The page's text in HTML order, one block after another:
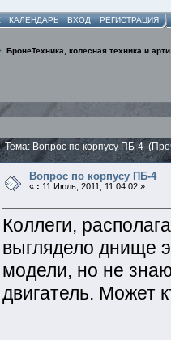
КАЛЕНДАРЬ ВХОД РЕГИСТРАЦИЯ
БронеТехника, колесная техника и
Тема: Вопрос по корпусу ПБ-4
Вопрос по корпусу ПБ-4
« : 11 Июль, 2011, 11:04:02 »
Коллеги,
выглядело днище
модели, но не
двигатель. Может